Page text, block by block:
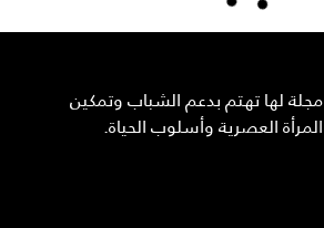
مجلة لها تهتم بدعم الشباب وتمكين
المرأة العصرية وأسلوب الحياة.